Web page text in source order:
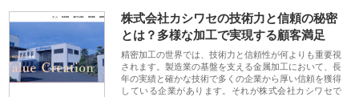
株式会社カシワセの技術力と信頼の秘密
とは？多様な加工で実現する顧客満足
精密加工の世界では、技術力と信頼性が何よりも重要視
されます。製造業の基盤を支える金属加工において、長
年の実績と確かな技術で多くの企業から厚い信頼を獲得
している企業があります。それが株式会社カシワセで